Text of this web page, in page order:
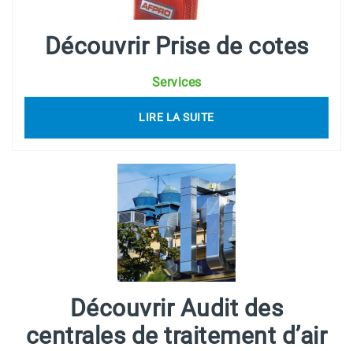
Découvrir Prise de cotes
Services
LIRE LA SUITE
Découvrir Audit des
centrales de traitement d’air